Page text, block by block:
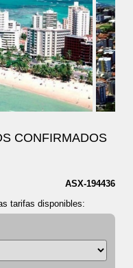
CONFIRMADOS
ASX-194436
tarifas disponibles: